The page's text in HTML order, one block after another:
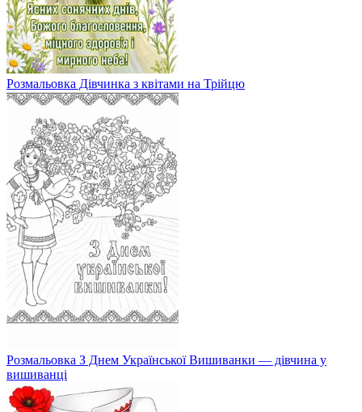
Розмальовка Дівчинка з квітами на Трійцю
Розмальовка З Днем Української Вишиванки — дівчина у
вишиванці